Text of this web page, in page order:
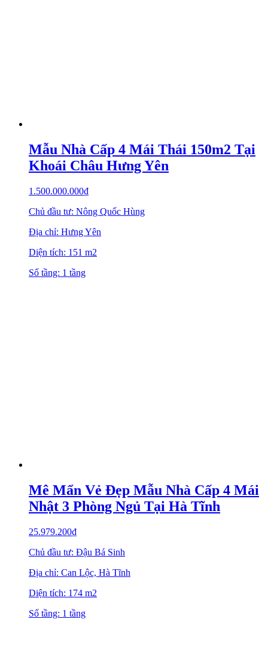
Mẫu Nhà Cấp 4 Mái Thái 150m2 Tại
Khoái Châu Hưng Yên
1.500.000.000₫
Chủ đầu tư: Nông Quốc Hùng
Địa chỉ: Hưng Yên
Diện tích: 151 m2
Số tầng: 1 tầng
Mê Mẩn Vẻ Đẹp Mẫu Nhà Cấp 4 Mái
Nhật 3 Phòng Ngủ Tại Hà Tĩnh
25.979.200₫
Chủ đầu tư: Đậu Bá Sinh
Địa chỉ: Can Lộc, Hà Tĩnh
Diện tích: 174 m2
Số tầng: 1 tầng